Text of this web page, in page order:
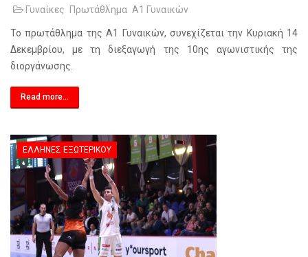
Γυναίκες
Πρωτάθλημα Α1 Γυναικών
Το πρωτάθλημα της Α1 Γυναικών, συνεχίζεται την Κυριακή 14
Δεκεμβρίου, με τη διεξαγωγή της 10ης αγωνιστικής της
διοργάνωσης.
Read more...
ΈΛΛΗΝΕΣ ΕΞΩΤΕΡΙΚΟΎ